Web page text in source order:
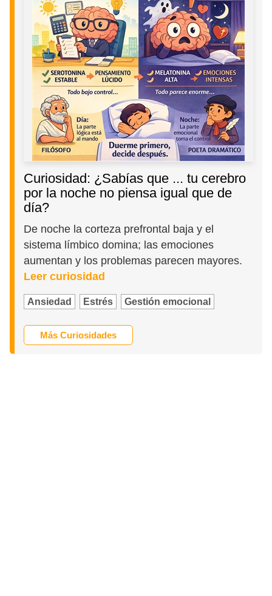
Curiosidad: ¿Sabías que ... tu cerebro
por la noche no piensa igual que de
día?
De noche la corteza prefrontal baja y el
sistema límbico domina; las emociones
aumentan y los problemas parecen mayores.
Leer curiosidad
Ansiedad Estrés Gestión emocional
Más Curiosidades